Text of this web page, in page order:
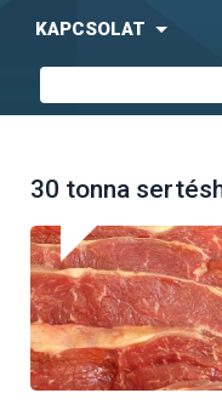
KAPCSOLAT
30 tonna